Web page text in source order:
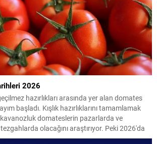
2026
hazırlıkları arasında yer alan domates
başladı. Kışlık hazırlıklarını tamamlamak
domateslerin pazarlarda ve
olacağını araştırıyor. Peki 2026'da
ne zaman çıkacak? İşte en uygun